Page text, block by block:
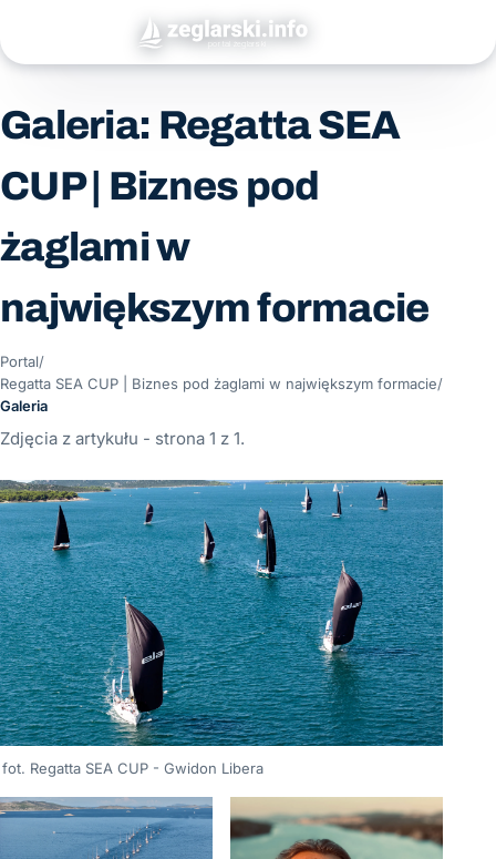
Galeria: Regatta SEA
CUP | Biznes pod
żaglami w
największym formacie
Portal/
Regatta SEA CUP | Biznes pod żaglami w największym formacie/
Galeria
Zdjęcia z artykułu - strona 1 z 1.
fot. Regatta SEA CUP - Gwidon Libera